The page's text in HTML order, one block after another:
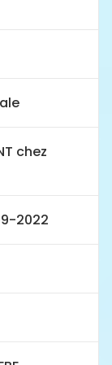
chez
2022